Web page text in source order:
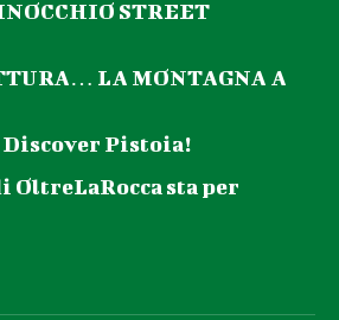
STREET
LA MONTAGNA A
Discover Pistoia!
OltreLaRocca sta per